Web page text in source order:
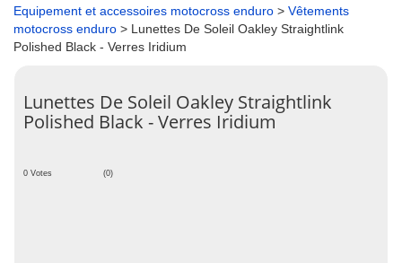
Equipement et accessoires motocross enduro > Vêtements
motocross enduro > Lunettes De Soleil Oakley Straightlink
Polished Black - Verres Iridium
Lunettes De Soleil Oakley Straightlink
Polished Black - Verres Iridium
0 Votes (0)